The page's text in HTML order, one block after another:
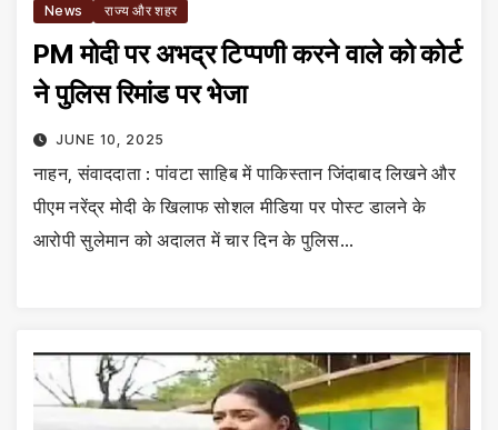
News राज्य और शहर
PM मोदी पर अभद्र टिप्पणी करने वाले को कोर्ट
ने पुलिस रिमांड पर भेजा
JUNE 10, 2025
नाहन, संवाददाता : पांवटा साहिब में पाकिस्तान जिंदाबाद लिखने और
पीएम नरेंद्र मोदी के खिलाफ सोशल मीडिया पर पोस्ट डालने के
आरोपी सुलेमान को अदालत में चार दिन के पुलिस…